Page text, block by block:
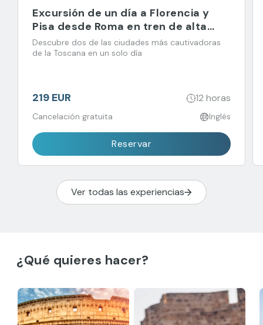
Excursión de un día a Florencia y
Pisa desde Roma en tren de alta
velocidad
Descubre dos de las ciudades más cautivadoras
de la Toscana en un solo día
219 EUR 12 horas
Cancelación gratuita Inglés
Reservar
Ver todas las experiencias
¿Qué quieres hacer?